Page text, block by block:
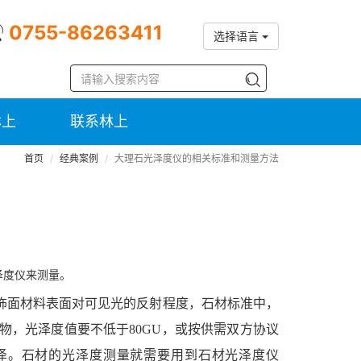
0755-86263411 选择语言
联系林上
首页 经典案例 大理石光泽度仪的相关标准和测量方法
仪来测量。
面材料表面对可见光的反射程度，石材标准中，
，光泽度值要不低于80GU，或按供需双方协议
石材的光泽度测量就需要用到石材光泽度仪